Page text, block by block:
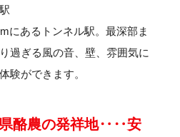
にあるトンネル駅。最深部ま
過ぎる風の音、壁、雰囲気に
験ができます。
県酪農の発祥地‥‥安